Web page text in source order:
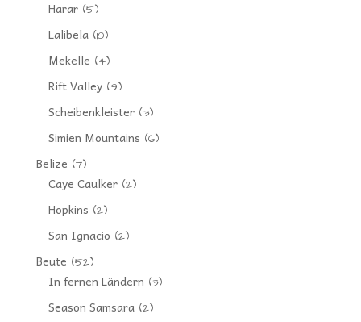
Harar(5)
Lalibela(10)
Mekelle (4)
Rift Valley(9)
Scheibenkleister(13)
Simien Mountains (6)
Belize (7)
Caye Caulker(2)
Hopkins (2)
San Ignacio (2)
Beute (52)
In fernen Ländern (3)
Season Samsara(2)